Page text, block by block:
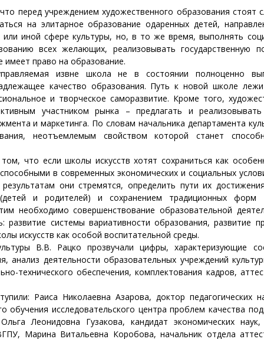
перед учреждением художественного образования стоят
на элитарное образование одаренных детей,
иной сфере культуры, но, в то же время, выполнять
всех желающих, реализовывать государственную
имеет право на образование.
извне школа не в состоянии полноценно
качество образования. Путь к новой школе
и творческое саморазвитие. Кроме того,
участником рынка – предлагать и реализовывать
и маркетинга. По словам начальника департамента
неотъемлемым свойством которой станет
что если школы искусств хотят сохраниться как
в современных экономических и социальных
они стремятся, определить пути их
и родителей) и сохранением традиционных форм
необходимо совершенствование образовательной
системы вариативности образования, развитие
искусств как особой воспитательной среды.
В.В. Рацко прозвучали цифры, характеризующие
анализ деятельности образовательных учреждений
технического обеспечения, комплектования кадров,
Раиса Николаевна Азарова, доктор педагогических
обучения исследовательского центра проблем качества
Леонидовна Гузакова, кандидат экономических
Марина Витальевна Коробова, начальник отдела